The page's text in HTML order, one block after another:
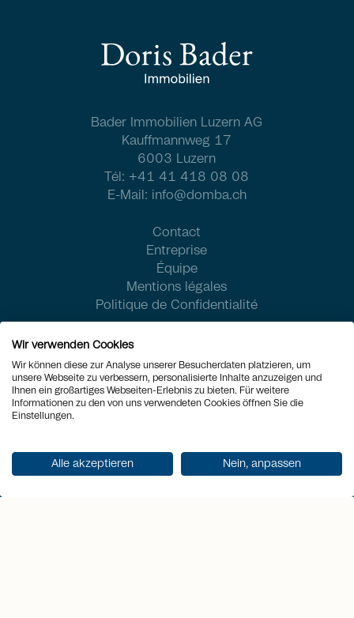
Bader Immobilien Luzern AG
Kauffmannweg 17
6003 Luzern
Tél: +41 41 418 08 08
E-Mail: info@domba.ch
Contact
Entreprise
Équipe
Mentions légales
Politique de Confidentialité
Wir verwenden Cookies
Wir können diese zur Analyse unserer Besucherdaten platzieren, um
unsere Webseite zu verbessern, personalisierte Inhalte anzuzeigen und
Ihnen ein großartiges Webseiten-Erlebnis zu bieten. Für weitere
Informationen zu den von uns verwendeten Cookies öffnen Sie die
Einstellungen.
Alle akzeptieren Nein, anpassen